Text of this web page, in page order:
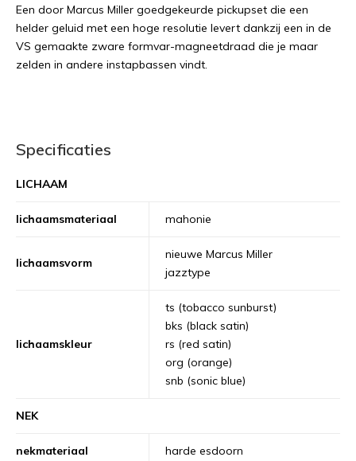
Een door Marcus Miller goedgekeurde pickupset die een
helder geluid met een hoge resolutie levert dankzij een in de
VS gemaakte zware formvar-magneetdraad die je maar
zelden in andere instapbassen vindt.
Specificaties
LICHAAM
lichaamsmateriaal mahonie
lichaamsvorm
nieuwe Marcus Miller
jazztype
lichaamskleur
ts (tobacco sunburst)
bks (black satin)
rs (red satin)
org (orange)
snb (sonic blue)
NEK
nekmateriaal harde esdoorn